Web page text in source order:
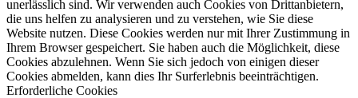
unerlässlich sind. Wir verwenden auch Cookies von Drittanbietern,
die uns helfen zu analysieren und zu verstehen, wie Sie diese
Website nutzen. Diese Cookies werden nur mit Ihrer Zustimmung in
Ihrem Browser gespeichert. Sie haben auch die Möglichkeit, diese
Cookies abzulehnen. Wenn Sie sich jedoch von einigen dieser
Cookies abmelden, kann dies Ihr Surferlebnis beeinträchtigen.
Erforderliche Cookies